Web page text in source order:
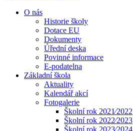
O nás
Historie školy
Dotace EU
Dokumenty
Úřední deska
Povinné informace
E-podatelna
Základní škola
Aktuality
Kalendář akcí
Fotogalerie
Školní rok 2021⁄2022
Školní rok 2022⁄2023
Školní rok 2023⁄2024